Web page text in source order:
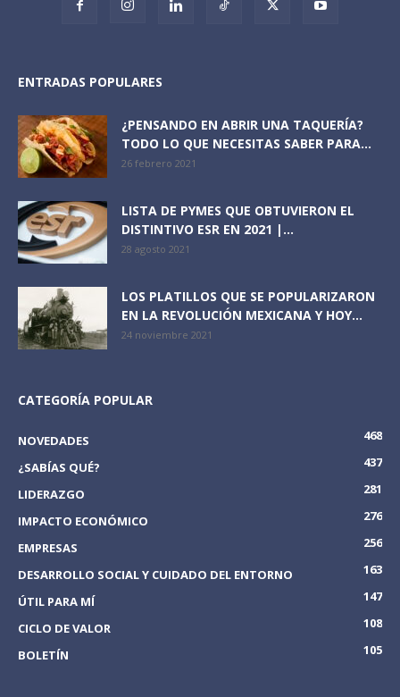
ENTRADAS POPULARES
¿PENSANDO EN ABRIR UNA TAQUERÍA?
TODO LO QUE NECESITAS SABER PARA...
26 febrero 2021
LISTA DE PYMES QUE OBTUVIERON EL
DISTINTIVO ESR EN 2021 |...
28 agosto 2021
LOS PLATILLOS QUE SE POPULARIZARON
EN LA REVOLUCIÓN MEXICANA Y HOY...
24 noviembre 2021
CATEGORÍA POPULAR
NOVEDADES
468
¿SABÍAS QUÉ?
437
LIDERAZGO
281
IMPACTO ECONÓMICO
276
EMPRESAS
256
DESARROLLO SOCIAL Y CUIDADO DEL ENTORNO
163
ÚTIL PARA MÍ
147
CICLO DE VALOR
108
BOLETÍN
105